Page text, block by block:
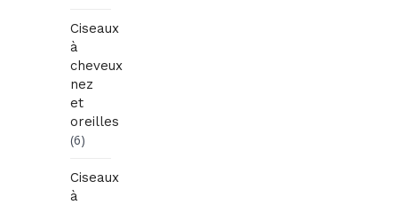
Ciseaux
à
cheveux
nez
et
oreilles
(6)
Ciseaux
à